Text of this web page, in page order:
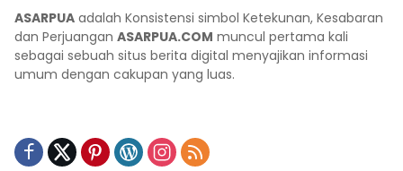
ASARPUA adalah Konsistensi simbol Ketekunan, Kesabaran
dan Perjuangan ASARPUA.COM muncul pertama kali
sebagai sebuah situs berita digital menyajikan informasi
umum dengan cakupan yang luas.